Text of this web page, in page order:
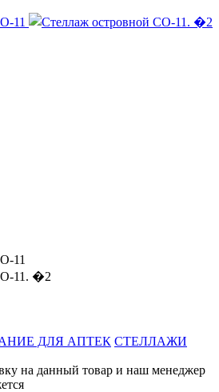
ДЛЯ АПТЕК СТЕЛЛАЖИ
на данный товар и наш менеджер